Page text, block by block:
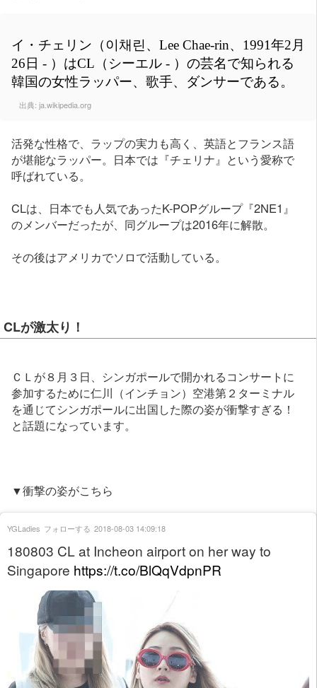
イ・チェリン（이채린、Lee Chae-rin、1991年2月
26日 - ）はCL（シーエル - ）の芸名で知られる
韓国の女性ラッパー、歌手、ダンサーである。
出典: ja.wikipedia.org
活発な性格で、ラップの実力も高く、英語とフランス語
が堪能なラッパー。日本では『チェリナ』という愛称で
呼ばれている。
CLは、日本でも人気であったK-POPグループ『2NE1』
のメンバーだったが、同グループは2016年に解散。
その後はアメリカでソロで活動している。
CLが激太り！
ＣＬが８月３日、シンガポールで開かれるコンサートに
参加するために仁川（インチョン）空港第２ターミナル
を通じてシンガポールに出国した際の姿が衝撃すぎる！
と話題になっています。
▼衝撃の姿がこちら
180803 CL at Incheon airport on her way to
Singapore https://t.co/BlQqVdpnPR
YGLadies フォローする 2018-08-03 14:09:18